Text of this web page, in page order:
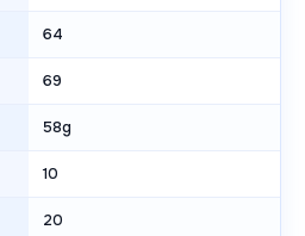
64
69
58g
10
20